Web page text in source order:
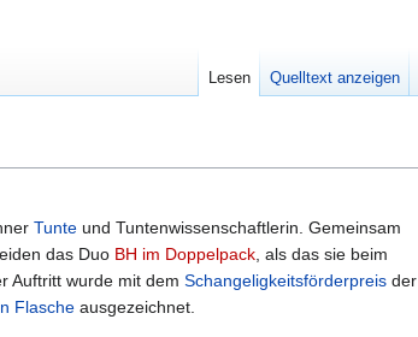
Tunte und Tuntenwissenschaftlerin. Gemeinsam
das Duo BH im Doppelpack , als das sie beim
Auftritt wurde mit dem Schangeligkeitsförderpreis der
Flasche ausgezeichnet.
Lesen Quelltext anzeigen